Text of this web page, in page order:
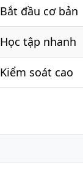
Bắt đầu cơ bản
Học tập nhanh
Kiểm soát cao